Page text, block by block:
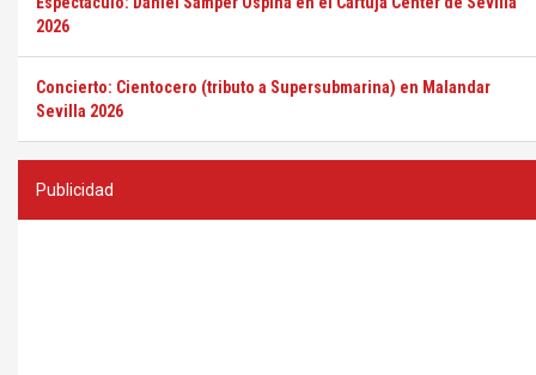
2026
Concierto: Cientocero (tributo a Supersubmarina) en Malandar
Sevilla 2026
Publicidad